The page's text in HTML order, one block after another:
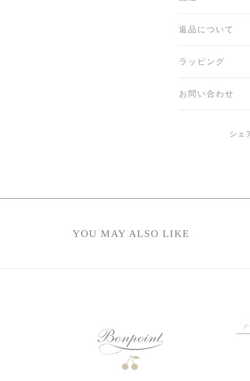
返品について
ラッピング
お問い合わせ
シェ
YOU MAY ALSO LIKE